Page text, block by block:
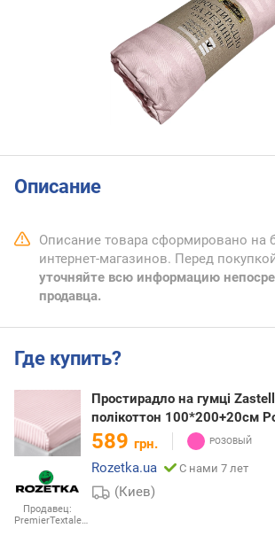
Описание
Описание товара сформировано на
интернет-магазинов. Перед
уточняйте всю информацию
продавца.
Где купить?
Продавец:
PremierTextale…
Простирадло на гумці
полікоттон 100*200+20см
589 грн.
Rozetka.ua
С нами 7 лет
(Киев)